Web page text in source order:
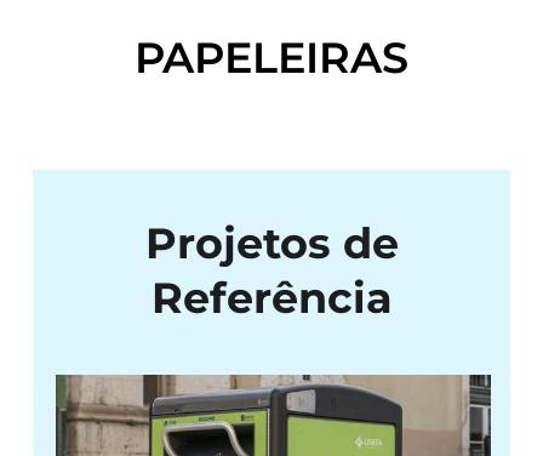
PAPELEIRAS
Projetos de
Referência